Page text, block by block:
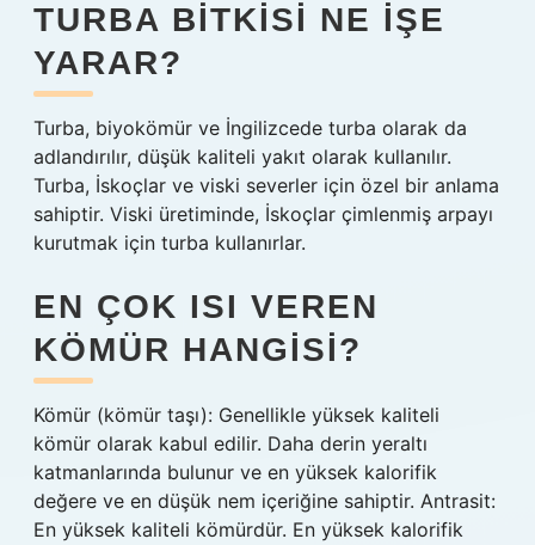
TURBA BITKISI NE IŞE
YARAR?
Turba, biyokömür ve İngilizcede turba olarak da
adlandırılır, düşük kaliteli yakıt olarak kullanılır.
Turba, İskoçlar ve viski severler için özel bir anlama
sahiptir. Viski üretiminde, İskoçlar çimlenmiş arpayı
kurutmak için turba kullanırlar.
EN ÇOK ISI VEREN
KÖMÜR HANGISI?
Kömür (kömür taşı): Genellikle yüksek kaliteli
kömür olarak kabul edilir. Daha derin yeraltı
katmanlarında bulunur ve en yüksek kalorifik
değere ve en düşük nem içeriğine sahiptir. Antrasit:
En yüksek kaliteli kömürdür. En yüksek kalorifik